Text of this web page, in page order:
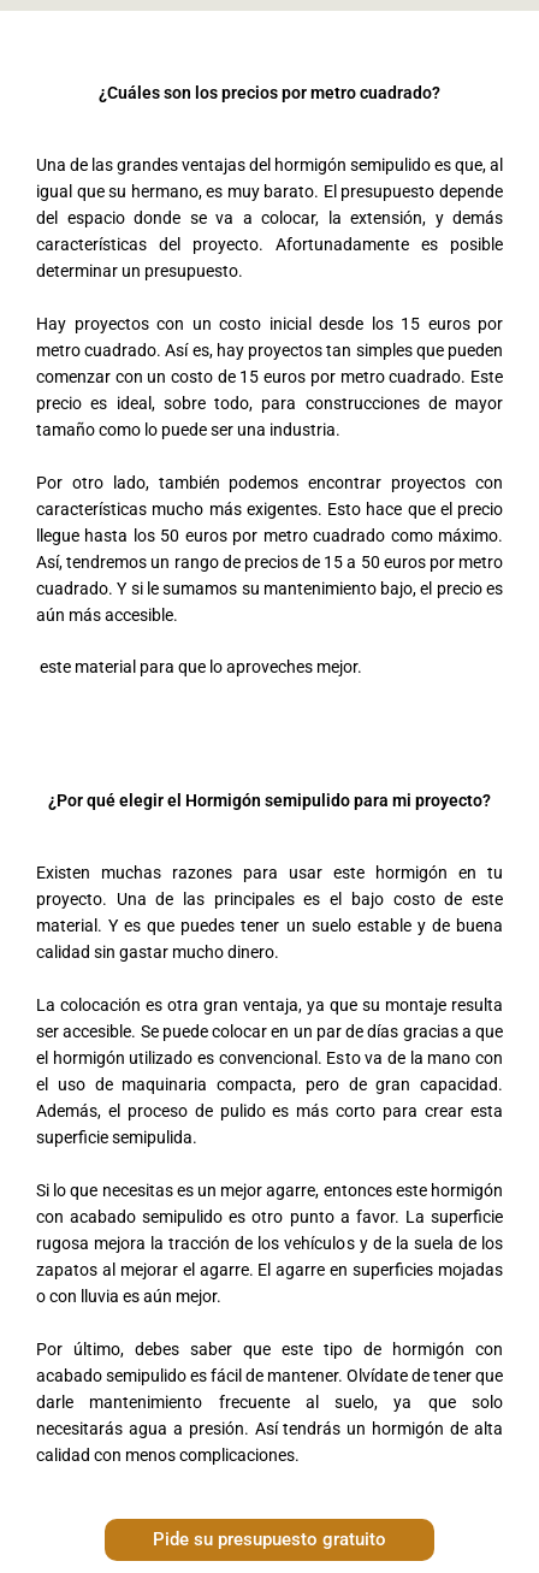
¿Cuáles son los precios por metro cuadrado?
Una de las grandes ventajas del hormigón semipulido es que, al
igual que su hermano, es muy barato. El presupuesto depende
del espacio donde se va a colocar, la extensión, y demás
características del proyecto. Afortunadamente es posible
determinar un presupuesto.
Hay proyectos con un costo inicial desde los 15 euros por
metro cuadrado. Así es, hay proyectos tan simples que pueden
comenzar con un costo de 15 euros por metro cuadrado. Este
precio es ideal, sobre todo, para construcciones de mayor
tamaño como lo puede ser una industria.
Por otro lado, también podemos encontrar proyectos con
características mucho más exigentes. Esto hace que el precio
llegue hasta los 50 euros por metro cuadrado como máximo.
Así, tendremos un rango de precios de 15 a 50 euros por metro
cuadrado. Y si le sumamos su mantenimiento bajo, el precio es
aún más accesible.
este material para que lo aproveches mejor.
¿Por qué elegir el Hormigón semipulido para mi proyecto?
Existen muchas razones para usar este hormigón en tu
proyecto. Una de las principales es el bajo costo de este
material. Y es que puedes tener un suelo estable y de buena
calidad sin gastar mucho dinero.
La colocación es otra gran ventaja, ya que su montaje resulta
ser accesible. Se puede colocar en un par de días gracias a que
el hormigón utilizado es convencional. Esto va de la mano con
el uso de maquinaria compacta, pero de gran capacidad.
Además, el proceso de pulido es más corto para crear esta
superficie semipulida.
Si lo que necesitas es un mejor agarre, entonces este hormigón
con acabado semipulido es otro punto a favor. La superficie
rugosa mejora la tracción de los vehículos y de la suela de los
zapatos al mejorar el agarre. El agarre en superficies mojadas
o con lluvia es aún mejor.
Por último, debes saber que este tipo de hormigón con
acabado semipulido es fácil de mantener. Olvídate de tener que
darle mantenimiento frecuente al suelo, ya que solo
necesitarás agua a presión. Así tendrás un hormigón de alta
calidad con menos complicaciones.
Pide su presupuesto gratuito